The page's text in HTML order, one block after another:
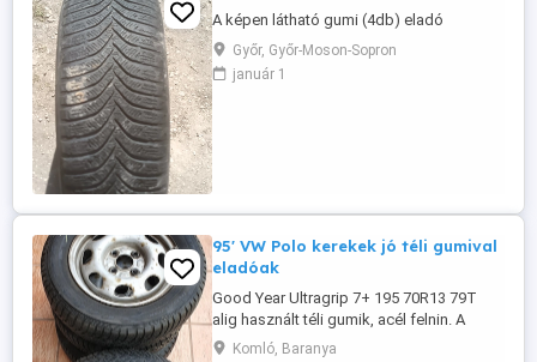
A képen látható gumi (4db) eladó
Győr, Győr-Moson-Sopron
január 1
95' VW Polo kerekek jó téli gumival
eladóak
Good Year Ultragrip 7+ 195 70R13 79T
alig használt téli gumik, acél felnin. A
felnik sérülésmentesek de egy alapos
Komló, Baranya